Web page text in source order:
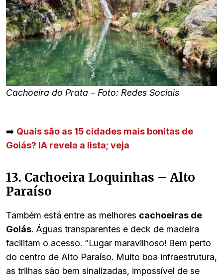
Cachoeira do Prata – Foto: Redes Sociais
➡️ Quais são as 15 cidades mais bonitas de
Goiás? IA revela a lista; veja
13. Cachoeira Loquinhas – Alto
Paraíso
Também está entre as melhores cachoeiras de
Goiás. Águas transparentes e deck de madeira
facilitam o acesso. “Lugar maravilhoso! Bem perto
do centro de Alto Paraíso. Muito boa infraestrutura,
as trilhas são bem sinalizadas, impossível de se